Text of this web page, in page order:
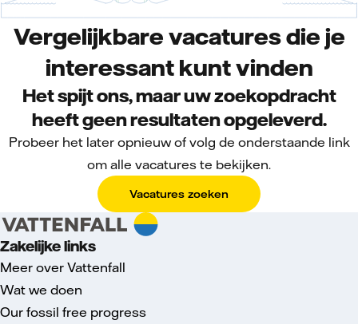
Vergelijkbare vacatures die je
interessant kunt vinden
Het spijt ons, maar uw zoekopdracht
heeft geen resultaten opgeleverd.
Probeer het later opnieuw of volg de onderstaande link
om alle vacatures te bekijken.
Vacatures zoeken
Zakelijke links
Meer over Vattenfall
Wat we doen
Our fossil free progress